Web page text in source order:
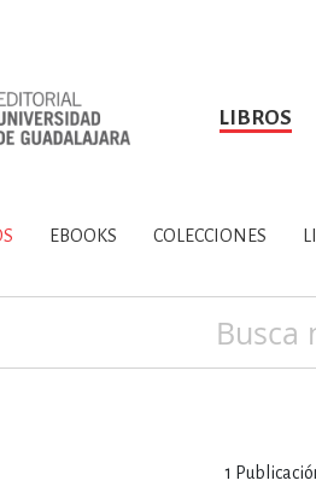
LIBROS
LOS LIBROSHISTORIA
DE LA
EBOOKS COLECCIONES
1